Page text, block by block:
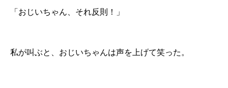
「おじいちゃん、それ反則！」
私が叫ぶと、おじいちゃんは声を上げて笑った。